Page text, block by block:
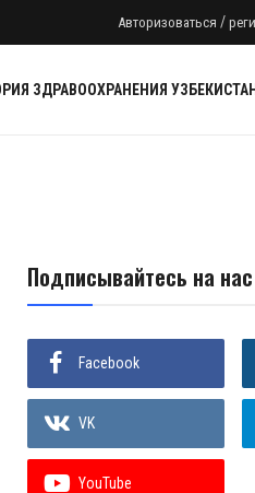
Авторизоваться /
ЗДРАВООХРАНЕНИЯ
Подписывайтесь на нас
Facebook
VK
YouTube